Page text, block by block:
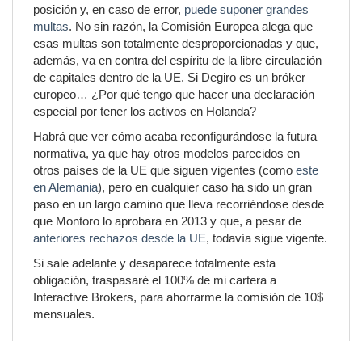
posición y, en caso de error, puede suponer grandes
multas. No sin razón, la Comisión Europea alega que
esas multas son totalmente desproporcionadas y que,
además, va en contra del espíritu de la libre circulación
de capitales dentro de la UE. Si Degiro es un bróker
europeo… ¿Por qué tengo que hacer una declaración
especial por tener los activos en Holanda?
Habrá que ver cómo acaba reconfigurándose la futura
normativa, ya que hay otros modelos parecidos en
otros países de la UE que siguen vigentes (como este
en Alemania), pero en cualquier caso ha sido un gran
paso en un largo camino que lleva recorriéndose desde
que Montoro lo aprobara en 2013 y que, a pesar de
anteriores rechazos desde la UE, todavía sigue vigente.
Si sale adelante y desaparece totalmente esta
obligación, traspasaré el 100% de mi cartera a
Interactive Brokers, para ahorrarme la comisión de 10$
mensuales.